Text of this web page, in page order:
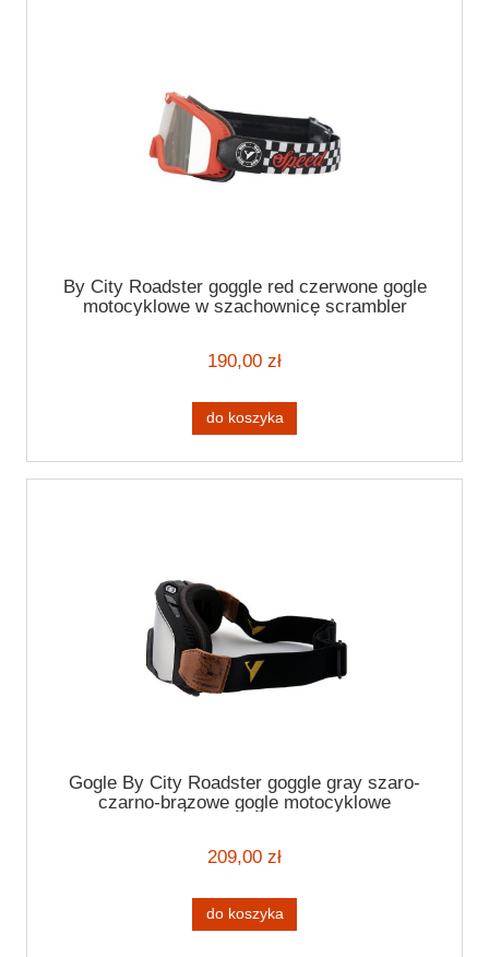
By City Roadster goggle red czerwone gogle
motocyklowe w szachownicę scrambler
190,00 zł
do koszyka
Gogle By City Roadster goggle gray szaro-
czarno-brązowe gogle motocyklowe
209,00 zł
do koszyka